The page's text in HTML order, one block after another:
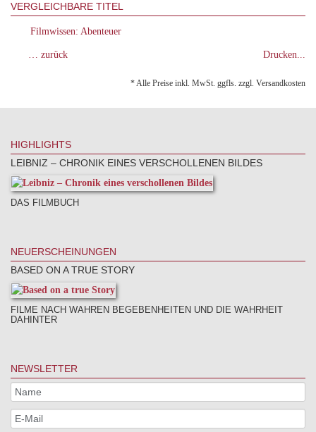
VERGLEICHBARE TITEL
Filmwissen: Abenteuer
… zurück Drucken...
* Alle Preise inkl. MwSt. ggfls. zzgl. Versandkosten
HIGHLIGHTS
LEIBNIZ – CHRONIK EINES VERSCHOLLENEN BILDES
DAS FILMBUCH
NEUERSCHEINUNGEN
BASED ON A TRUE STORY
FILME NACH WAHREN BEGEBENHEITEN UND DIE WAHRHEIT
DAHINTER
NEWSLETTER